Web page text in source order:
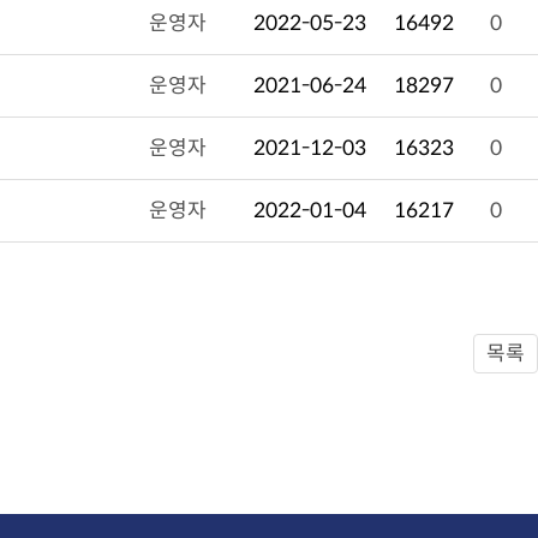
운영자 2022-05-23 16492 0
운영자 2021-06-24 18297 0
운영자 2021-12-03 16323 0
운영자 2022-01-04 16217 0
목록